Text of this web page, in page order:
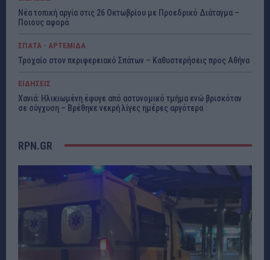
Νέα τοπική αργία στις 26 Οκτωβρίου με Προεδρικό Διάταγμα –
Ποιους αφορά
ΣΠΑΤΑ - ΑΡΤΕΜΙΔΑ
Τροχαίο στον περιφερειακό Σπάτων – Καθυστερήσεις προς Αθήνα
ΕΙΔΗΣΕΙΣ
Χανιά: Ηλικιωμένη έφυγε από αστυνομικό τμήμα ενώ βρισκόταν
σε σύγχυση – Βρέθηκε νεκρή λίγες ημέρες αργότερα
RPN.GR